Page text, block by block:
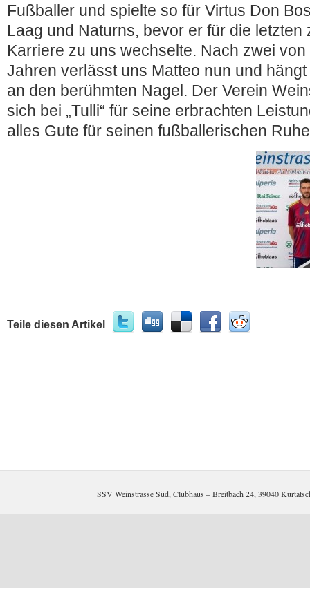
Fußballer und spielte so für Virtus Don
Laag und Naturns, bevor er für die letzten
Karriere zu uns wechselte. Nach zwei
Jahren verlässt uns Matteo nun und
an den berühmten Nagel. Der Verein
sich bei „Tulli“ für seine erbrachten
alles Gute für seinen fußballerischen
Teile diesen Artikel
SSV Weinstrasse Süd, Clubhaus – Breitbach 24, 39040